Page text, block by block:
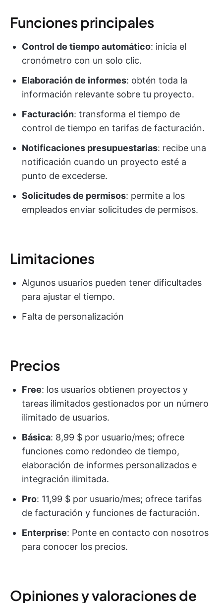
Funciones principales
Control de tiempo automático: inicia el
cronómetro con un solo clic.
Elaboración de informes: obtén toda la
información relevante sobre tu proyecto.
Facturación: transforma el tiempo de
control de tiempo en tarifas de facturación.
Notificaciones presupuestarias: recibe una
notificación cuando un proyecto esté a
punto de excederse.
Solicitudes de permisos: permite a los
empleados enviar solicitudes de permisos.
Limitaciones
Algunos usuarios pueden tener dificultades
para ajustar el tiempo.
Falta de personalización
Precios
Free: los usuarios obtienen proyectos y
tareas ilimitados gestionados por un número
ilimitado de usuarios.
Básica: 8,99 $ por usuario/mes; ofrece
funciones como redondeo de tiempo,
elaboración de informes personalizados e
integración ilimitada.
Pro: 11,99 $ por usuario/mes; ofrece tarifas
de facturación y funciones de facturación.
Enterprise: Ponte en contacto con nosotros
para conocer los precios.
Opiniones y valoraciones de